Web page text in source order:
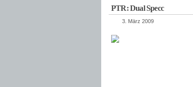
PTR: Dual Specc
3. März 2009